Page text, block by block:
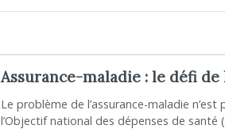
Assurance-maladie : le défi
Le problème de l’assurance-maladie
l’Objectif national des dépenses de